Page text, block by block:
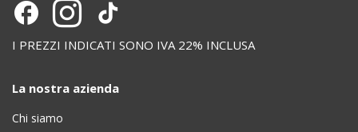
I PREZZI INDICATI SONO IVA 22% INCLUSA
La nostra azienda
Chi siamo